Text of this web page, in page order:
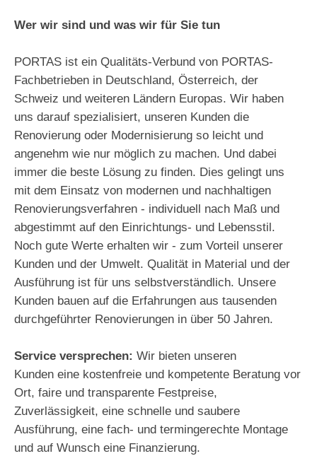
Wer wir sind und was wir für Sie tun
PORTAS ist ein Qualitäts-Verbund von PORTAS-
Fachbetrieben in Deutschland, Österreich, der
Schweiz und weiteren Ländern Europas. Wir haben
uns darauf spezialisiert, unseren Kunden die
Renovierung oder Modernisierung so leicht und
angenehm wie nur möglich zu machen. Und dabei
immer die beste Lösung zu finden. Dies gelingt uns
mit dem Einsatz von modernen und nachhaltigen
Renovierungsverfahren - individuell nach Maß und
abgestimmt auf den Einrichtungs- und Lebensstil.
Noch gute Werte erhalten wir - zum Vorteil unserer
Kunden und der Umwelt. Qualität in Material und der
Ausführung ist für uns selbstverständlich. Unsere
Kunden bauen auf die Erfahrungen aus tausenden
durchgeführter Renovierungen in über 50 Jahren.
Service versprechen: Wir bieten unseren
Kunden eine kostenfreie und kompetente Beratung vor
Ort, faire und transparente Festpreise,
Zuverlässigkeit, eine schnelle und saubere
Ausführung, eine fach- und termingerechte Montage
und auf Wunsch eine Finanzierung.
Erfahrungen
Kontakt